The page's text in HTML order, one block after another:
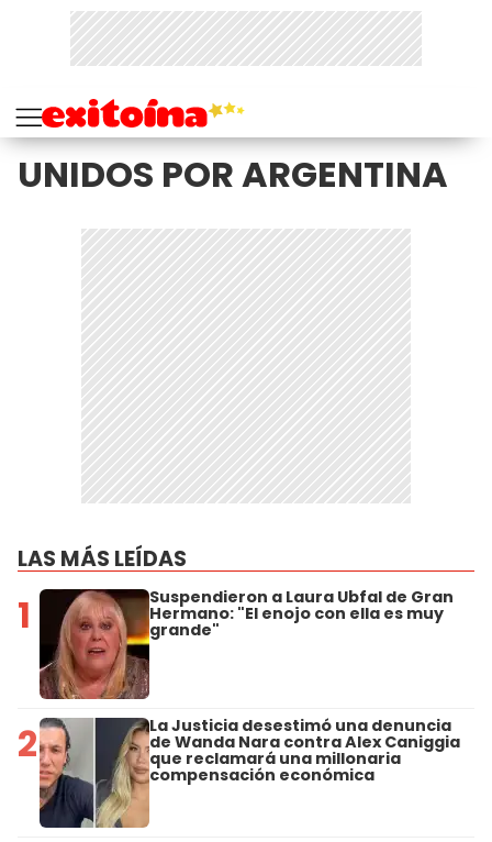
UNIDOS POR ARGENTINA
LAS MÁS LEÍDAS
1 Suspendieron a Laura Ubfal de Gran
Hermano: "El enojo con ella es muy
grande"
2 La Justicia desestimó una denuncia
de Wanda Nara contra Alex Caniggia
que reclamará una millonaria
compensación económica